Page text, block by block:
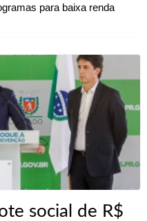
para baixa renda
social de R$